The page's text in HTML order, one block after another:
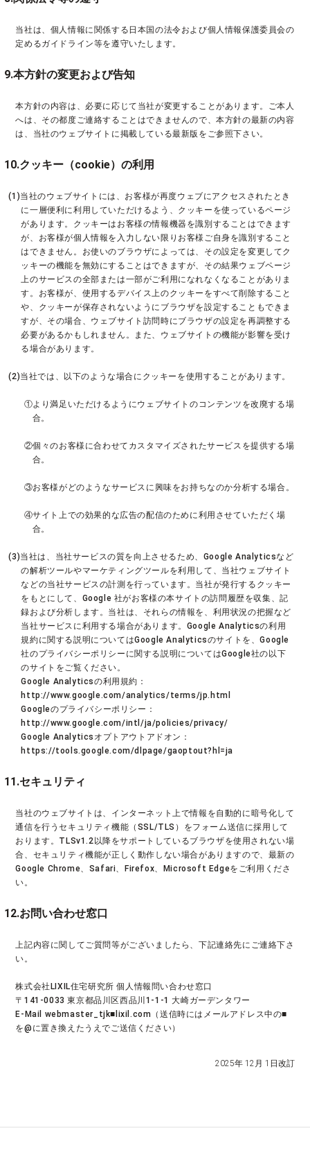
当社は、個人情報に関係する日本国の法令および個人情報保護委員会の
定めるガイドライン等を遵守いたします。
9.本方針の変更および告知
本方針の内容は、必要に応じて当社が変更することがあります。ご本人
へは、その都度ご連絡することはできませんので、本方針の最新の内容
は、当社のウェブサイトに掲載している最新版をご参照下さい。
10.クッキー（cookie）の利用
(1)当社のウェブサイトには、お客様が再度ウェブにアクセスされたとき
に一層便利に利用していただけるよう、クッキーを使っているページ
があります。クッキーはお客様の情報機器を識別することはできます
が、お客様が個人情報を入力しない限りお客様ご自身を識別すること
はできません。お使いのブラウザによっては、その設定を変更してク
ッキーの機能を無効にすることはできますが、その結果ウェブページ
上のサービスの全部または一部がご利用になれなくなることがありま
す。お客様が、使用するデバイス上のクッキーをすべて削除すること
や、クッキーが保存されないようにブラウザを設定することもできま
すが、その場合、ウェブサイト訪問時にブラウザの設定を再調整する
必要があるかもしれません。また、ウェブサイトの機能が影響を受け
る場合があります。
(2)当社では、以下のような場合にクッキーを使用することがあります。
①より満足いただけるようにウェブサイトのコンテンツを改廃する場
合。
②個々のお客様に合わせてカスタマイズされたサービスを提供する場
合。
③お客様がどのようなサービスに興味をお持ちなのか分析する場合。
④サイト上での効果的な広告の配信のために利用させていただく場
合。
(3)当社は、当社サービスの質を向上させるため、Google Analyticsなど
の解析ツールやマーケティングツールを利用して、当社ウェブサイト
などの当社サービスの計測を行っています。当社が発行するクッキー
をもとにして、Google 社がお客様の本サイトの訪問履歴を収集、記
録および分析します。当社は、それらの情報を、利用状況の把握など
当社サービスに利用する場合があります。Google Analyticsの利用
規約に関する説明についてはGoogle Analyticsのサイトを、Google
社のプライバシーポリシーに関する説明についてはGoogle社の以下
のサイトをご覧ください。
Google Analyticsの利用規約：
http://www.google.com/analytics/terms/jp.html
Googleのプライバシーポリシー：
http://www.google.com/intl/ja/policies/privacy/
Google Analyticsオプトアウトアドオン：
https://tools.google.com/dlpage/gaoptout?hl=ja
11.セキュリティ
当社のウェブサイトは、インターネット上で情報を自動的に暗号化して
通信を行うセキュリティ機能（SSL/TLS）をフォーム送信に採用して
おります。TLSv1.2以降をサポートしているブラウザを使用されない場
合、セキュリティ機能が正しく動作しない場合がありますので、最新の
Google Chrome、Safari、Firefox、Microsoft Edgeをご利用くださ
い。
12.お問い合わせ窓口
上記内容に関してご質問等がございましたら、下記連絡先にご連絡下さ
い。
株式会社LIXIL住宅研究所 個人情報問い合わせ窓口
〒141-0033 東京都品川区西品川1-1-1 大崎ガーデンタワー
E-Mail webmaster_tjk■lixil.com（送信時にはメールアドレス中の■
を@に置き換えたうえでご送信ください）
2025年 12月 1日改訂